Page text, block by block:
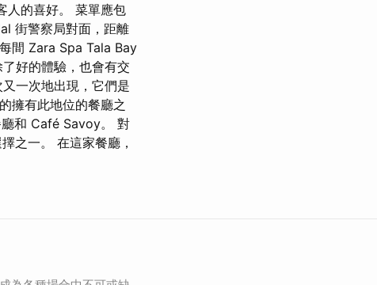
人的喜好。 菜單應包
街警察局對面，距離
間 Zara Spa Tala Bay
好的體驗，也會有交
一次地出現，它們是
擁有此地位的餐廳之
和 Café Savoy。 對
之一。 在這家餐廳，